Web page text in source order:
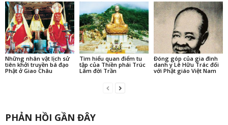
Những nhân vật lịch sử
tiên khởi truyền bá đạo
Phật ở Giao Châu
Tìm hiểu quan điểm tu
tập của Thiền phái Trúc
Lâm đời Trần
Đóng góp của gia đình
danh y Lê Hữu Trác đối
với Phật giáo Việt Nam
PHẢN HỒI GẦN ĐÂY